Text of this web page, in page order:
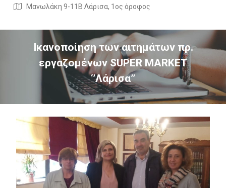
Μανωλάκη 9-11Β Λάρισα, 1ος όροφος
Ικανοποίηση των αιτημάτων πρ.
εργαζομένων SUPER MARKET
‘’Λάρισα’’